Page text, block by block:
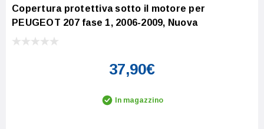
Copertura protettiva sotto il motore per
PEUGEOT 207 fase 1, 2006-2009, Nuova
37,90€
In magazzino